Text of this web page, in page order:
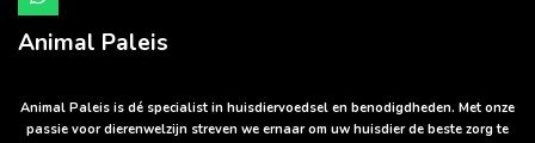
h
a
t
p
p
Animal Paleis
Animal Paleis is dé specialist in huisdiervoedsel en benodigdheden. Met onze
passie voor dierenwelzijn streven we ernaar om uw huisdier de beste zorg te